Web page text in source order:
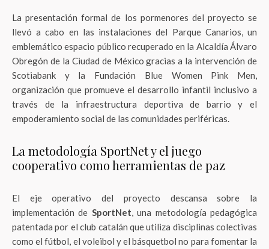
La presentación formal de los pormenores del proyecto se
llevó a cabo en las instalaciones del Parque Canarios, un
emblemático espacio público recuperado en la Alcaldía Álvaro
Obregón de la Ciudad de México gracias a la intervención de
Scotiabank y la Fundación Blue Women Pink Men,
organización que promueve el desarrollo infantil inclusivo a
través de la infraestructura deportiva de barrio y el
empoderamiento social de las comunidades periféricas.
La metodología SportNet y el juego
cooperativo como herramientas de paz
El eje operativo del proyecto descansa sobre la
implementación de SportNet, una metodología pedagógica
patentada por el club catalán que utiliza disciplinas colectivas
como el fútbol, el voleibol y el básquetbol no para fomentar la